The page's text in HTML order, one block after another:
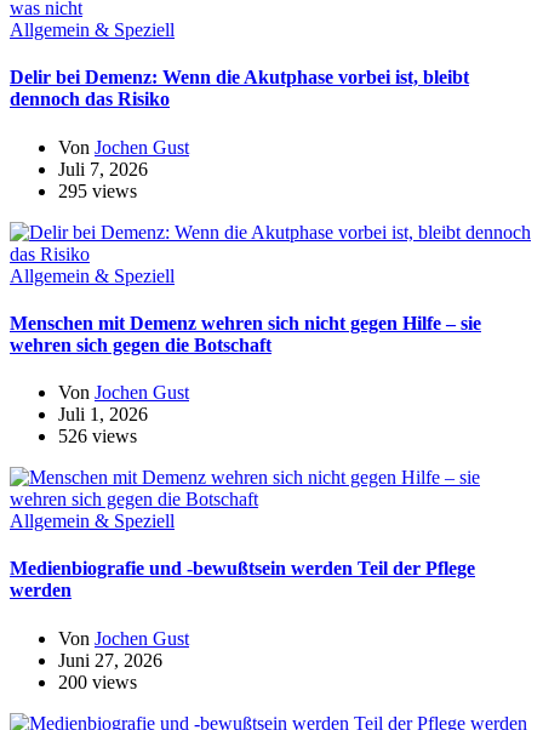
Allgemein & Speziell
Delir bei Demenz: Wenn die Akutphase vorbei ist, bleibt
dennoch das Risiko
Von Jochen Gust
Juli 7, 2026
295 views
Allgemein & Speziell
Menschen mit Demenz wehren sich nicht gegen Hilfe – sie
wehren sich gegen die Botschaft
Von Jochen Gust
Juli 1, 2026
526 views
Allgemein & Speziell
Medienbiografie und -bewußtsein werden Teil der Pflege
werden
Von Jochen Gust
Juni 27, 2026
200 views